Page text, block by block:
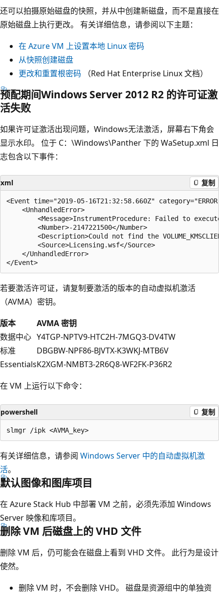
还可以拍摄原始磁盘的快照，并从中创建新磁盘，而不是直接在
原始磁盘上执行更改。 有关详细信息，请参阅以下主题：
在 Azure VM 上设置本地 Linux 密码
从快照创建磁盘
更改和重置根密码 （Red Hat Enterprise Linux 文档）
预配期间Windows Server 2012 R2 的许可证激
活失败
如果许可证激活出现问题，Windows无法激活，屏幕右下角会
显示水印。 位于 C：\Windows\Panther 下的 WaSetup.xml 日
志包含以下事件：
xml 复制
<Event time="2019-05-16T21:32:58.660Z"
    <UnhandledError>
<Message>InstrumentProcedure: Failed to
        <Number>-2147221500</Number>
<Description>Could not find the
        <Source>Licensing.wsf</Source>
    </UnhandledError>
若要激活许可证，请复制要激活的版本的自动虚拟机激活
（AVMA）密钥。
版本
AVMA 密钥
数据中心 Y4TGP-NPTV9-HTC2H-7MGQ3-DV4TW
标准
DBGBW-NPF86-BJVTX-K3WKJ-MTB6V
EssentialsK2XGM-NMBT3-2R6Q8-WF2FK-P36R2
在 VM 上运行以下命令：
powershell 复制
有关详细信息，请参阅 Windows Server 中的自动虚拟机激
活。
默认图像和图库项目
在 Azure Stack Hub 中部署 VM 之前，必须先添加 Windows
Server 映像和库项目。
删除 VM 后磁盘上的 VHD 文件
删除 VM 后，仍可能会在磁盘上看到 VHD 文件。 此行为是设计
使然。
删除 VM 时，不会删除 VHD。 磁盘是资源组中的单独资